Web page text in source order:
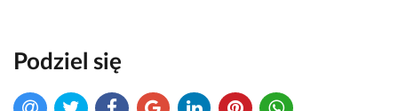
Podziel się